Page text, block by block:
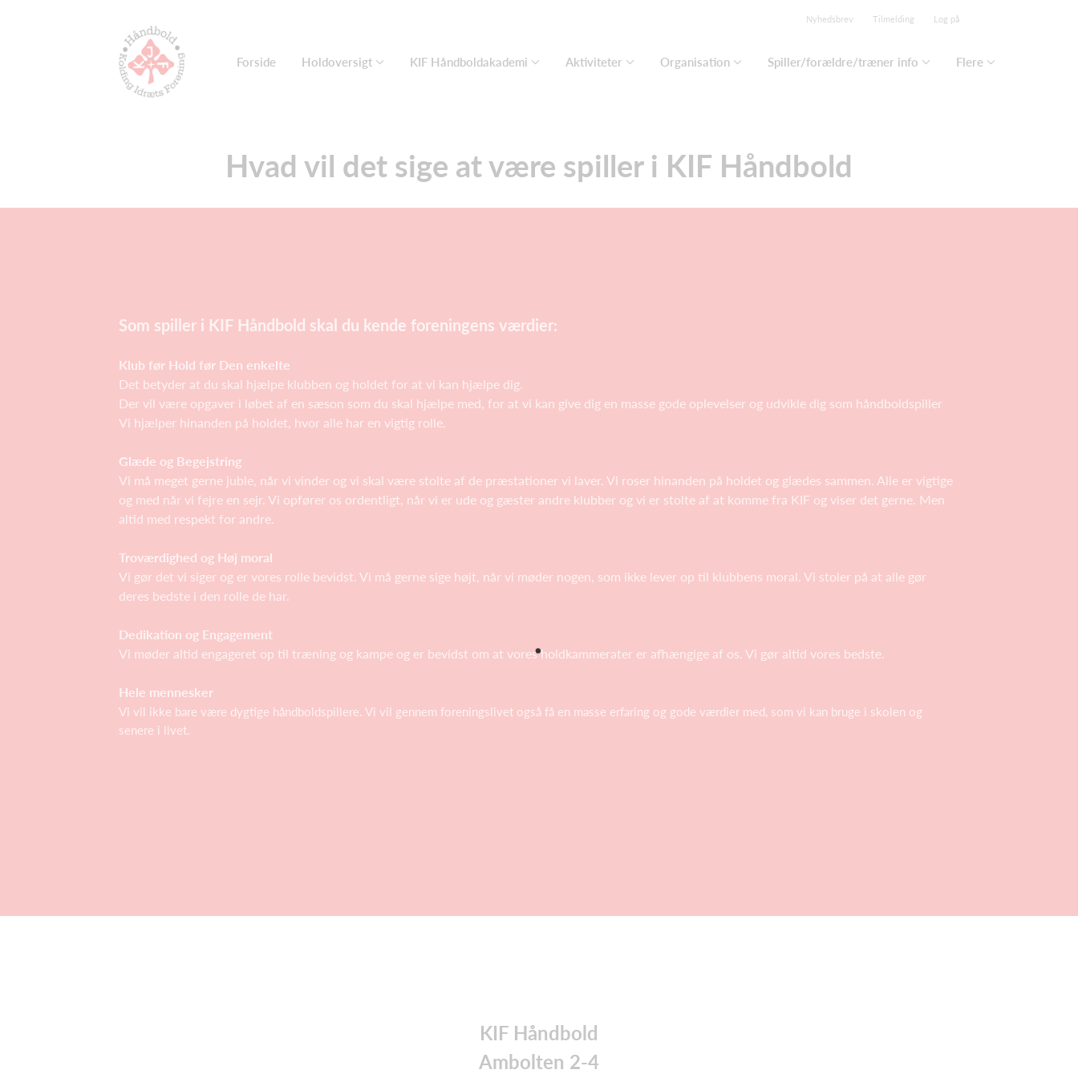
Nyhedsbrev Tilmelding Log på
Forside Holdoversigt KIF Håndboldakademi Aktiviteter Organisation Spiller/forældre/træner info Flere
Hvad vil det sige at være spiller i KIF Håndbold
Som spiller i KIF Håndbold skal du kende foreningens værdier:
Klub før Hold før Den enkelte
Det betyder at du skal hjælpe klubben og holdet for at vi kan hjælpe dig.
Der vil være opgaver i løbet af en sæson som du skal hjælpe med, for at vi kan give dig en masse gode oplevelser og udvikle dig som håndboldspiller
Vi hjælper hinanden på holdet, hvor alle har en vigtig rolle.
Glæde og Begejstring
Vi må meget gerne juble, når vi vinder og vi skal være stolte af de præstationer vi laver. Vi roser hinanden på holdet og glædes sammen. Alle er vigtige
og med når vi fejre en sejr. Vi opfører os ordentligt, når vi er ude og gæster andre klubber og vi er stolte af at komme fra KIF og viser det gerne. Men
altid med respekt for andre.
Troværdighed og Høj moral
Vi gør det vi siger og er vores rolle bevidst. Vi må gerne sige højt, når vi møder nogen, som ikke lever op til klubbens moral. Vi stoler på at alle gør
deres bedste i den rolle de har.
Dedikation og Engagement
Vi møder altid engageret op til træning og kampe og er bevidst om at vores holdkammerater er afhængige af os. Vi gør altid vores bedste.
Hele mennesker
Vi vil ikke bare være dygtige håndboldspillere. Vi vil gennem foreningslivet også få en masse erfaring og gode værdier med, som vi kan bruge i skolen og
senere i livet.
KIF Håndbold
Ambolten 2-4